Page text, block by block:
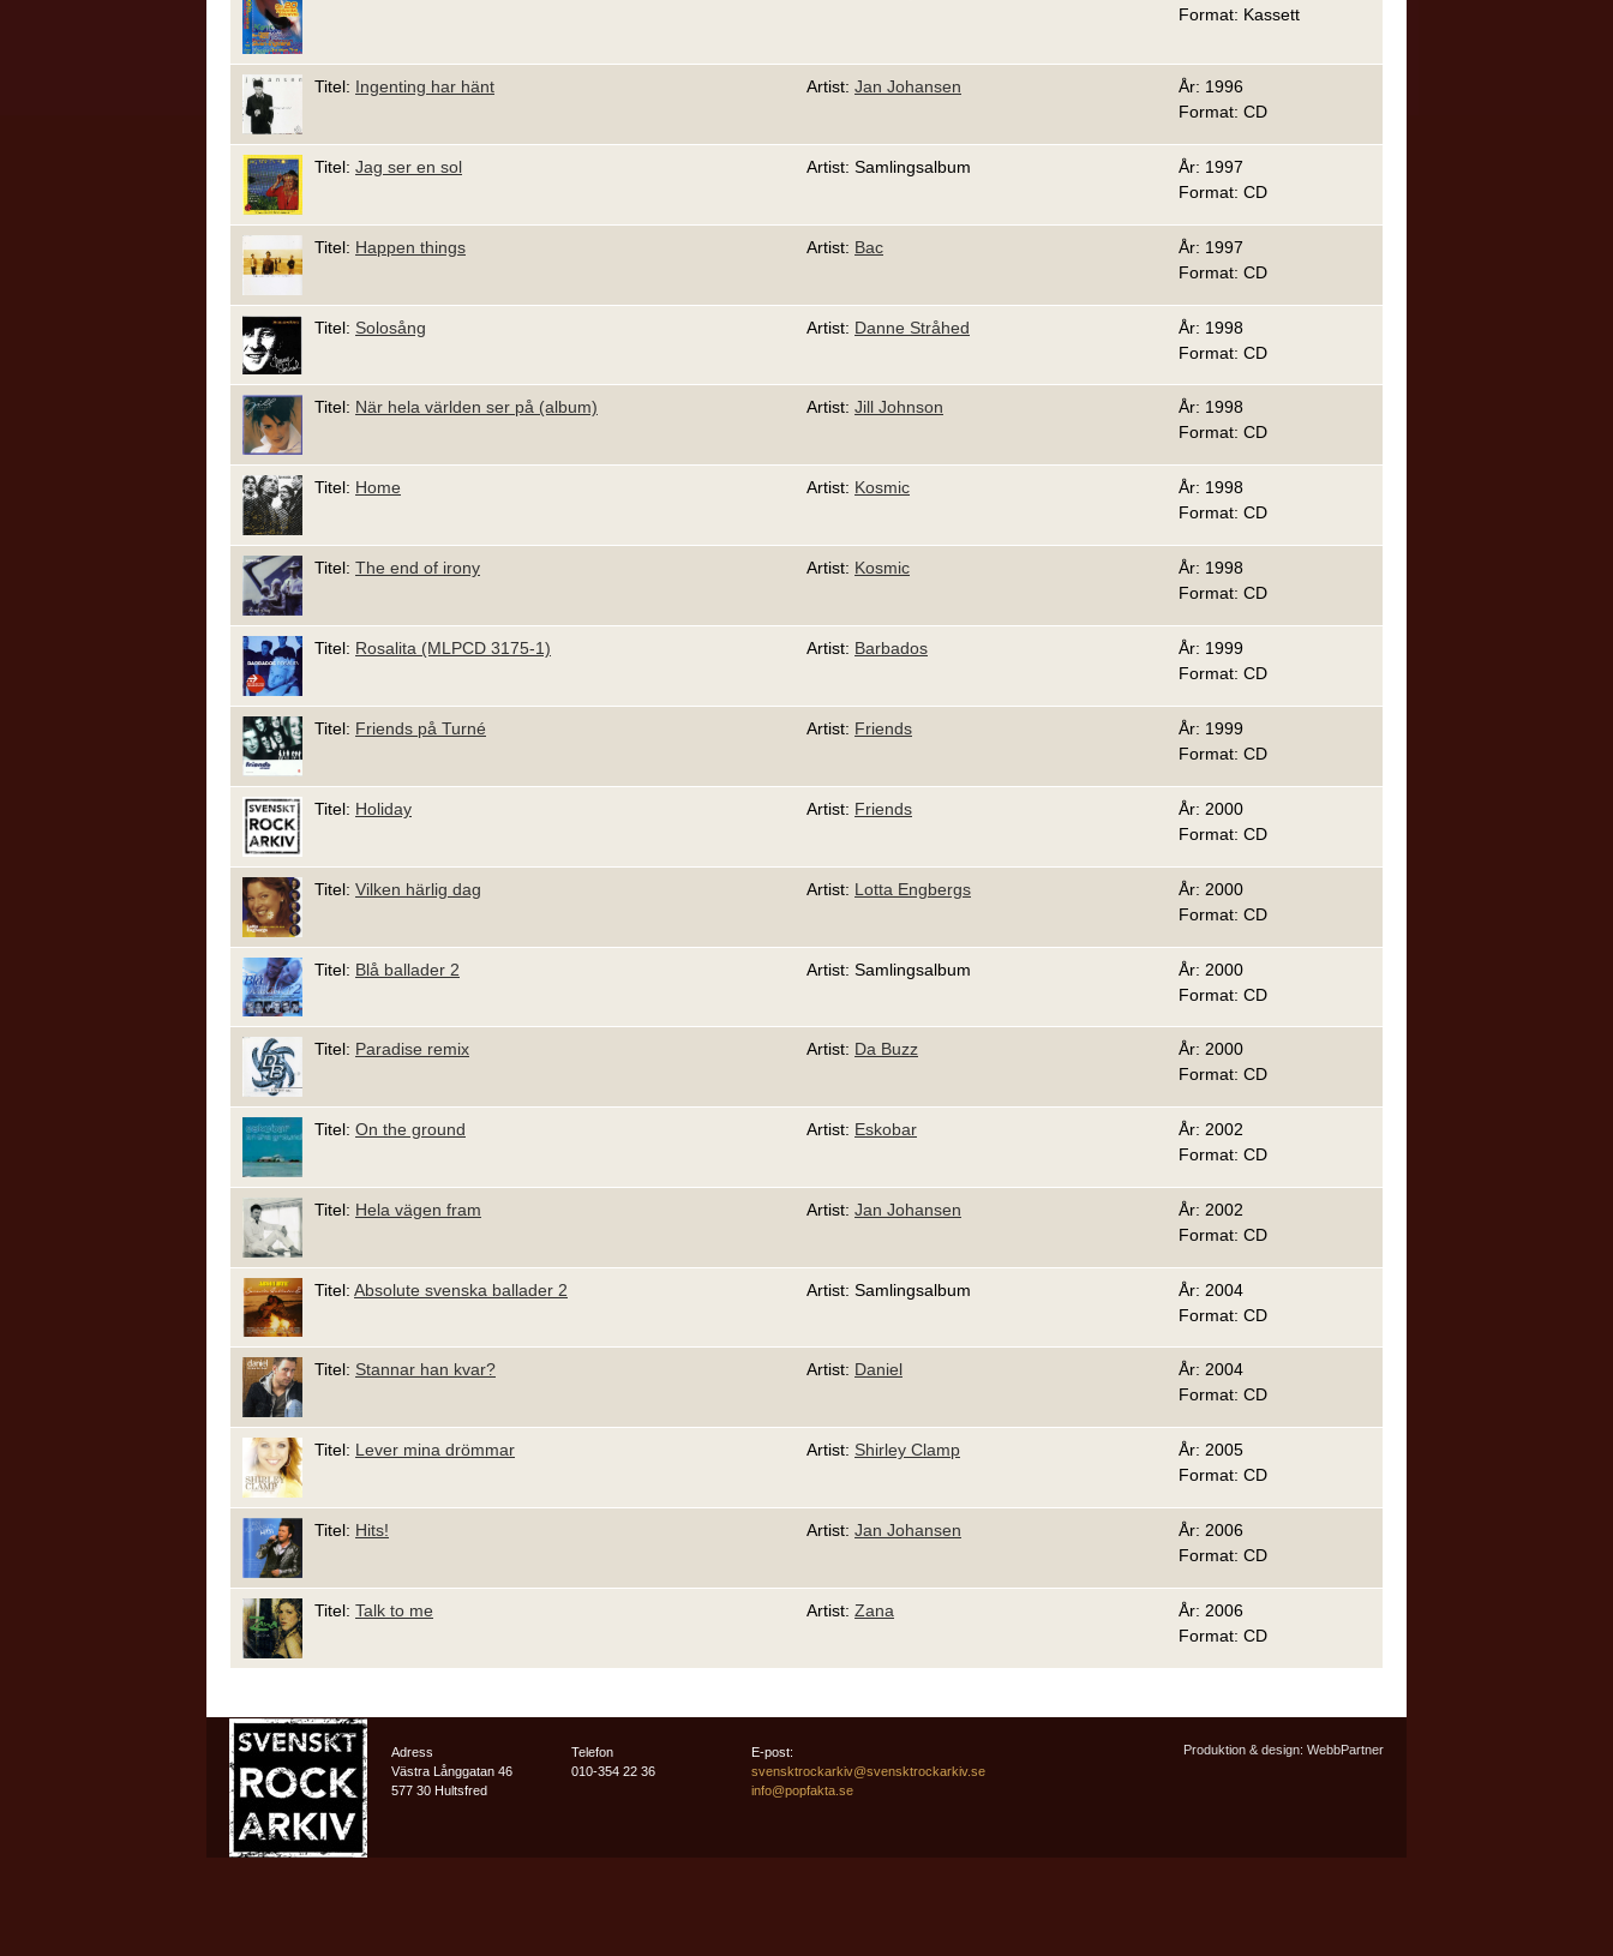
Format: Kassett
Titel: Ingenting har hänt Artist: Jan Johansen
År: 1996
Format: CD
Titel: Jag ser en sol Artist: Samlingsalbum
År: 1997
Format: CD
Titel: Happen things Artist: Bac
År: 1997
Format: CD
Titel: Solosång Artist: Danne Stråhed
År: 1998
Format: CD
Titel: När hela världen ser på (album) Artist: Jill Johnson
År: 1998
Format: CD
Titel: Home Artist: Kosmic
År: 1998
Format: CD
Titel: The end of irony Artist: Kosmic
År: 1998
Format: CD
Titel: Rosalita (MLPCD 3175-1) Artist: Barbados
År: 1999
Format: CD
Titel: Friends på Turné Artist: Friends
År: 1999
Format: CD
Titel: Holiday Artist: Friends
År: 2000
Format: CD
Titel: Vilken härlig dag Artist: Lotta Engbergs
År: 2000
Format: CD
Titel: Blå ballader 2 Artist: Samlingsalbum
År: 2000
Format: CD
Titel: Paradise remix Artist: Da Buzz
År: 2000
Format: CD
Titel: On the ground Artist: Eskobar
År: 2002
Format: CD
Titel: Hela vägen fram Artist: Jan Johansen
År: 2002
Format: CD
Titel: Absolute svenska ballader 2 Artist: Samlingsalbum
År: 2004
Format: CD
Titel: Stannar han kvar? Artist: Daniel
År: 2004
Format: CD
Titel: Lever mina drömmar Artist: Shirley Clamp
År: 2005
Format: CD
Titel: Hits! Artist: Jan Johansen
År: 2006
Format: CD
Titel: Talk to me Artist: Zana
År: 2006
Format: CD
Adress
Västra Långgatan 46
577 30 Hultsfred
Telefon
010-354 22 36
E-post:
svensktrockarkiv@svensktrockarkiv.se
info@popfakta.se
Produktion & design: WebbPartner